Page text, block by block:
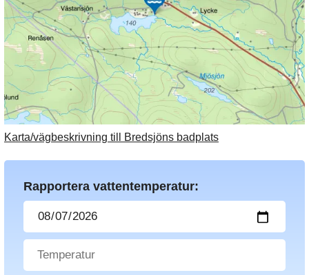
Karta/vägbeskrivning till Bredsjöns badplats
Rapportera vattentemperatur: